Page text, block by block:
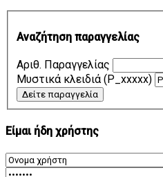
Αναζήτηση παραγγελίας
Αριθ. Παραγγελίας
Μυστικά κλειδιά (P_xxxxx)
Είμαι ήδη χρήστης